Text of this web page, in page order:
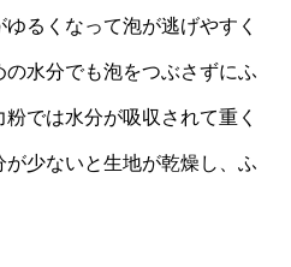
るくなって泡が逃げやすく
水分でも泡をつぶさずにふ
では水分が吸収されて重く
少ないと生地が乾燥し、ふ